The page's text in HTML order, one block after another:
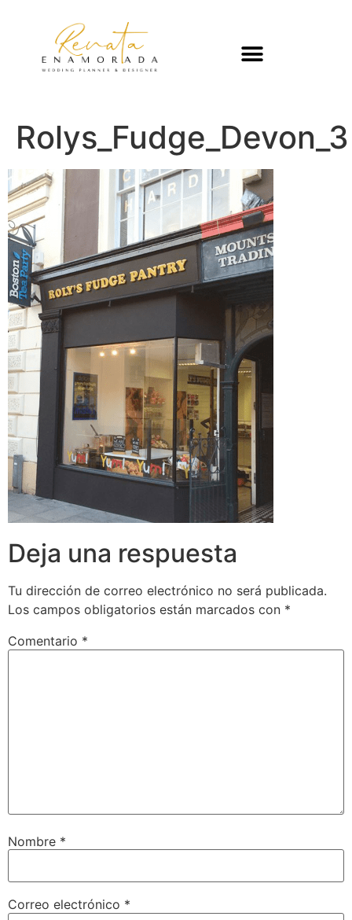
Rolys_Fudge_Devon_3
Deja una respuesta
Tu dirección de correo electrónico no será publicada.
Los campos obligatorios están marcados con *
Comentario *
Nombre *
Correo electrónico *